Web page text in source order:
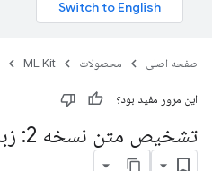
صفحه اصلی محصولات ML Kit
این مرور مفید بود؟
تشخیص متن نسخه 2: زبان های پشتیبانی شده